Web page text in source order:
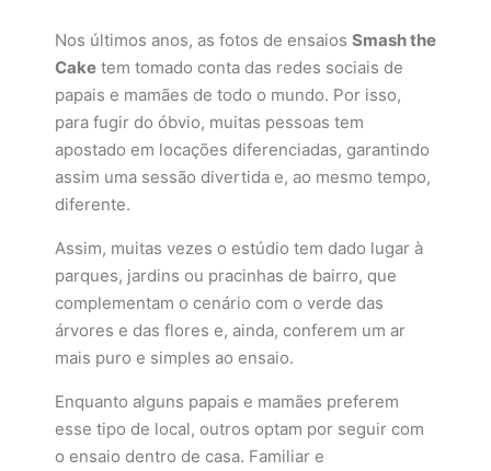
Nos últimos anos, as fotos de ensaios Smash the
Cake tem tomado conta das redes sociais de
papais e mamães de todo o mundo. Por isso,
para fugir do óbvio, muitas pessoas tem
apostado em locações diferenciadas, garantindo
assim uma sessão divertida e, ao mesmo tempo,
diferente.
Assim, muitas vezes o estúdio tem dado lugar à
parques, jardins ou pracinhas de bairro, que
complementam o cenário com o verde das
árvores e das flores e, ainda, conferem um ar
mais puro e simples ao ensaio.
Enquanto alguns papais e mamães preferem
esse tipo de local, outros optam por seguir com
o ensaio dentro de casa. Familiar e